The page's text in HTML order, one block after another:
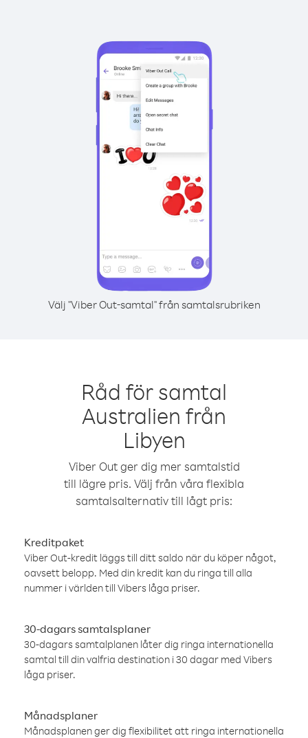
Välj "Viber Out-samtal" från samtalsrubriken
Råd för samtal
Australien från
Libyen
Viber Out ger dig mer samtalstid
till lägre pris. Välj från våra flexibla
samtalsalternativ till lågt pris:
Kreditpaket
Viber Out-kredit läggs till ditt saldo när du köper något,
oavsett belopp. Med din kredit kan du ringa till alla
nummer i världen till Vibers låga priser.
30-dagars samtalsplaner
30-dagars samtalplanen låter dig ringa internationella
samtal till din valfria destination i 30 dagar med Vibers
låga priser.
Månadsplaner
Månadsplanen ger dig flexibilitet att ringa internationella